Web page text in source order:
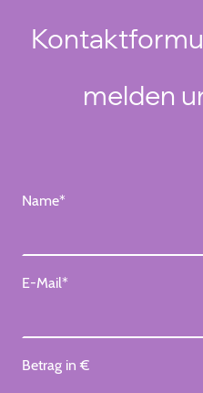
melden
Name*
E-Mail*
Betrag in €